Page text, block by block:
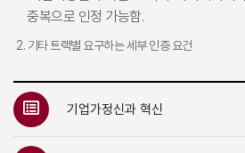
중복으로 인정 가능함.
2. 기타 트랙별 요구하는 세부 인증 요건
기업가정신과 혁신